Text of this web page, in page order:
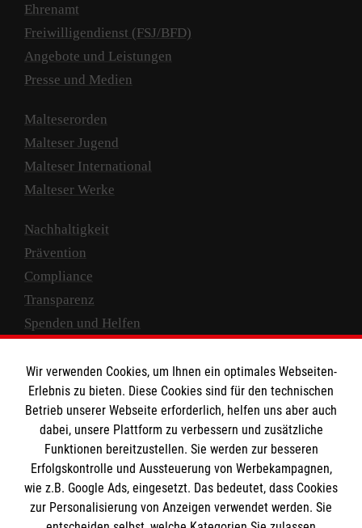
Ehrenamt
Freiwilligendienst (FSJ/BFD)
Angebote und Leistungen
Presse und Medien
Malteserorden
Malteser Jugend
Malteser International
Malteser Werke
Nachhaltigkeit
Prävention
Compliance
Transparenz
Spenden und Helfen
Empfänger: Malteser Hilfsdienst e.V.
IBAN: DE10 3706 0120 1201 2000 12
BIC: GENODED 1PA7
Wir verwenden Cookies, um Ihnen ein optimales Webseiten-
Erlebnis zu bieten. Diese Cookies sind für den technischen
Betrieb unserer Webseite erforderlich, helfen uns aber auch
dabei, unsere Plattform zu verbessern und zusätzliche
Funktionen bereitzustellen. Sie werden zur besseren
Erfolgskontrolle und Aussteuerung von Werbekampagnen,
wie z.B. Google Ads, eingesetzt. Das bedeutet, dass Cookies
zur Personalisierung von Anzeigen verwendet werden. Sie